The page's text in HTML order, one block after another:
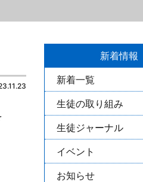
新着情報
新着一覧
生徒の取り組み
生徒ジャーナル
イベント
お知らせ